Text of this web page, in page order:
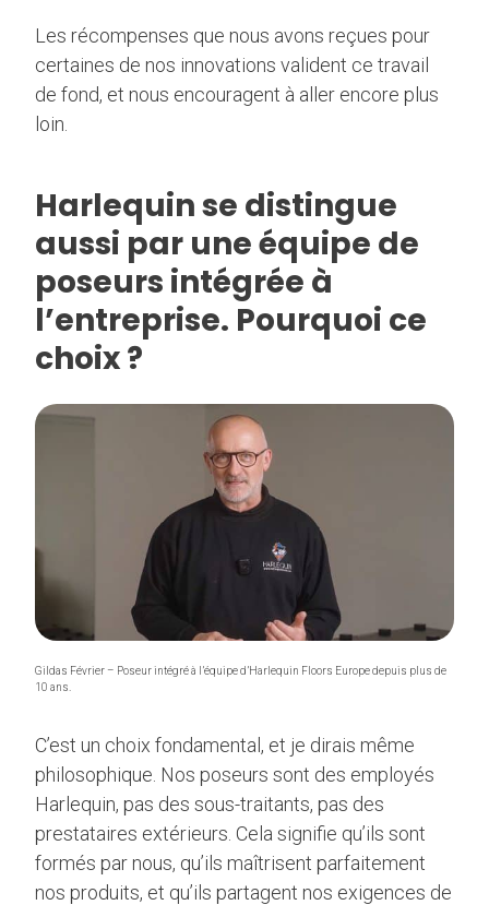
Les récompenses que nous avons reçues pour
certaines de nos innovations valident ce travail
de fond, et nous encouragent à aller encore plus
loin.
Harlequin se distingue
aussi par une équipe de
poseurs intégrée à
l’entreprise. Pourquoi ce
choix ?
Gildas Février – Poseur intégré à l’équipe d’Harlequin Floors Europe depuis plus de
10 ans.
C’est un choix fondamental, et je dirais même
philosophique. Nos poseurs sont des employés
Harlequin, pas des sous-traitants, pas des
prestataires extérieurs. Cela signifie qu’ils sont
formés par nous, qu’ils maîtrisent parfaitement
nos produits, et qu’ils partagent nos exigences de